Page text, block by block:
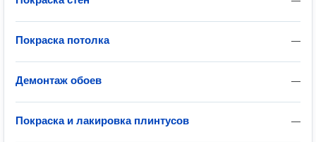
—
Покраска потолка
—
Демонтаж обоев
—
Покраска и лакировка плинтусов